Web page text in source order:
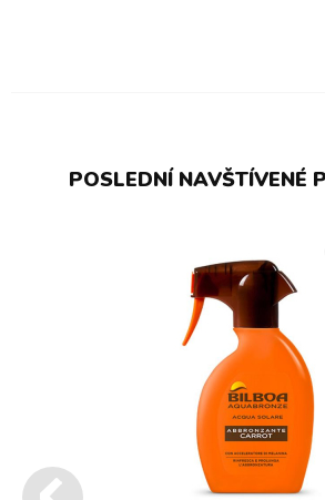
POSLEDNÍ NAVŠTÍVENÉ